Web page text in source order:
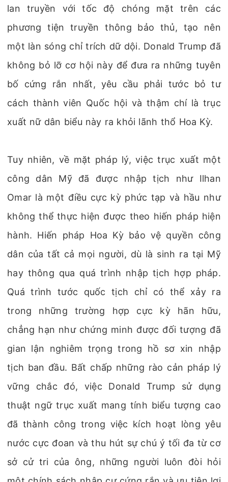
lan truyền với tốc độ chóng mặt trên các
phương tiện truyền thông bảo thủ, tạo nên
một làn sóng chỉ trích dữ dội. Donald Trump đã
không bỏ lỡ cơ hội này để đưa ra những tuyên
bố cứng rắn nhất, yêu cầu phải tước bỏ tư
cách thành viên Quốc hội và thậm chí là trục
xuất nữ dân biểu này ra khỏi lãnh thổ Hoa Kỳ.
Tuy nhiên, về mặt pháp lý, việc trục xuất một
công dân Mỹ đã được nhập tịch như Ilhan
Omar là một điều cực kỳ phức tạp và hầu như
không thể thực hiện được theo hiến pháp hiện
hành. Hiến pháp Hoa Kỳ bảo vệ quyền công
dân của tất cả mọi người, dù là sinh ra tại Mỹ
hay thông qua quá trình nhập tịch hợp pháp.
Quá trình tước quốc tịch chỉ có thể xảy ra
trong những trường hợp cực kỳ hãn hữu,
chẳng hạn như chứng minh được đối tượng đã
gian lận nghiêm trọng trong hồ sơ xin nhập
tịch ban đầu. Bất chấp những rào cản pháp lý
vững chắc đó, việc Donald Trump sử dụng
thuật ngữ trục xuất mang tính biểu tượng cao
đã thành công trong việc kích hoạt lòng yêu
nước cực đoan và thu hút sự chú ý tối đa từ cơ
sở cử tri của ông, những người luôn đòi hỏi